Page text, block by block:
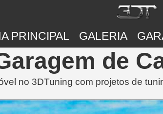
PRINCIPAL GALERIA
de
no 3DTuning com projetos de